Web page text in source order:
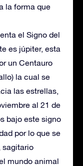
la forma que
el Signo del
es júpiter, esta
un Centauro
la cual se
las estrellas,
al 21 de
bajo este signo
por lo que se
sagitario
mundo animal